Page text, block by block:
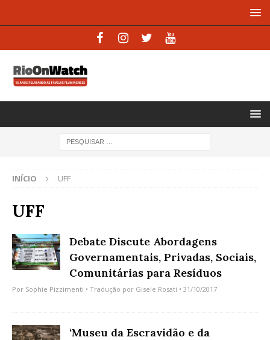
INÍCIO UFF
UFF
Debate Discute Abordagens
Governamentais, Privadas, Sociais,
Comunitárias para Resíduos
Por Sophie Pizzimenti • Tradução por Gisele Rosati • 31/10/2017
‘Museu da Escravidão e da